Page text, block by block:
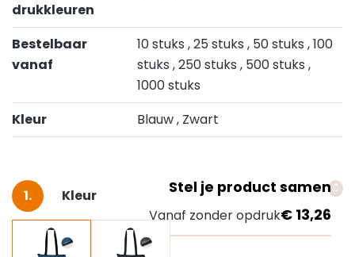
drukkleuren
Bestelbaar
vanaf
10 stuks , 25 stuks , 50 stuks , 100
stuks , 250 stuks , 500 stuks ,
1000 stuks
Kleur
Blauw, Zwart
Stel je product samen
Vanaf zonder opdruk€ 13,26
Selecteer
Kleur